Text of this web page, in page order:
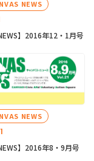
NEWS
】2016年12・1月号
NEWS
】2016年8・9月号